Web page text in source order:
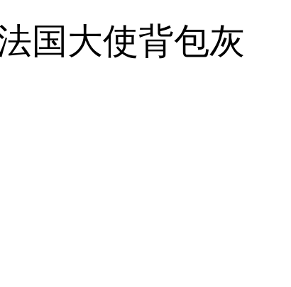
国大使背包灰